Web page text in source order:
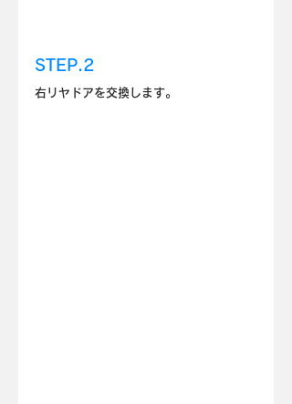
STEP.2
右リヤドアを交換します。